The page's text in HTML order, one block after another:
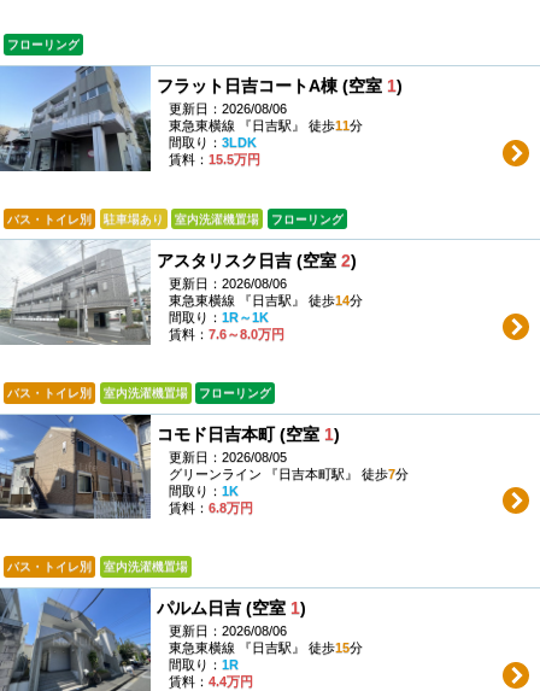
フローリング
フラット日吉コートA棟 (空室 1)
更新日：2026/08/06
東急東横線 『日吉駅』 徒歩11分
間取り： 3LDK
賃料： 15.5万円
バス・トイレ別 駐車場あり 室内洗濯機置場 フローリング
アスタリスク日吉 (空室 2)
更新日：2026/08/06
東急東横線 『日吉駅』 徒歩14分
間取り： 1R～1K
賃料： 7.6～8.0万円
バス・トイレ別 室内洗濯機置場 フローリング
コモド日吉本町 (空室 1)
更新日：2026/08/05
グリーンライン 『日吉本町駅』 徒歩7分
間取り： 1K
賃料： 6.8万円
バス・トイレ別 室内洗濯機置場
パルム日吉 (空室 1)
更新日：2026/08/06
東急東横線 『日吉駅』 徒歩15分
間取り： 1R
賃料： 4.4万円